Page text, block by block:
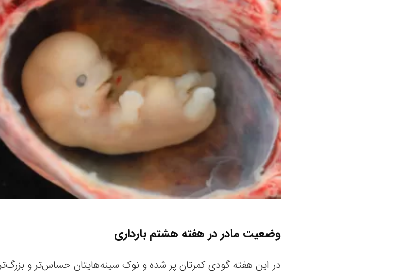
وضعیت مادر در هفته هشتم بارداری
در این هفته گودی کمرتان پر شده و نوک سینه‌هایتان حساس‌تر و